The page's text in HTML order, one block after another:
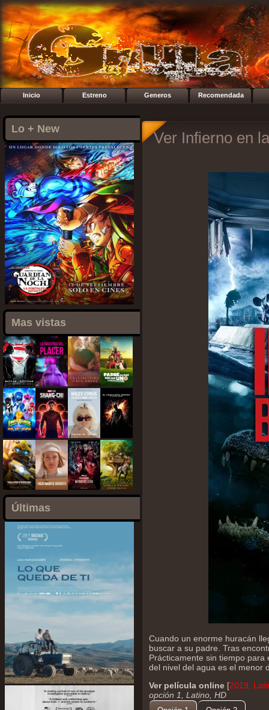
Inicio Estreno Generos Recomendada
Lo + New
Mas vistas
Últimas
Ver Infierno en
Cuando un enorme huracán
buscar a su padre. Tras
Prácticamente sin tiempo
del nivel del agua es el menor
Ver película online [2019,
opción 1, Latino, HD